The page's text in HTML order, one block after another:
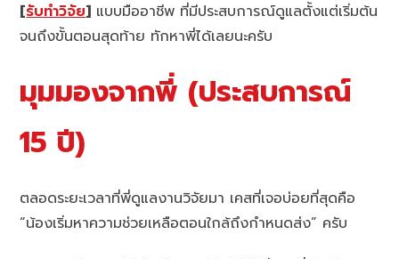
[รับทำวิจัย] แบบมืออาชีพ ที่มีประสบการณ์ดูแลตั้งแต่เริ่มต้น
จนถึงขั้นตอนสุดท้าย ทักหาพี่ได้เลยนะครับ
มุมมองจากพี่ (ประสบการณ์
15 ปี)
ตลอดระยะเวลาที่พี่ดูแลงานวิจัยมา เคสที่เจอบ่อยที่สุดคือ
“น้องเริ่มหาความช่วยเหลือตอนใกล้ถึงกำหนดส่ง” ครับ